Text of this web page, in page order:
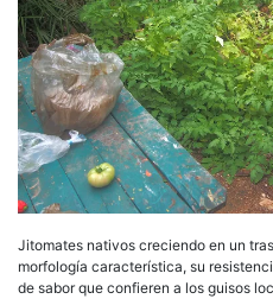
Jitomates nativos creciendo en un
morfología característica, su
de sabor que confieren a los guisos